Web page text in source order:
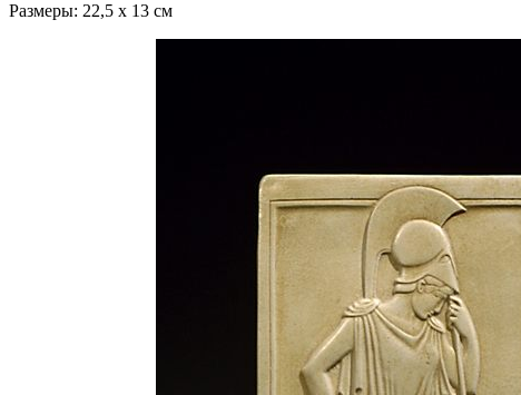
Размеры: 22,5 х 13 см